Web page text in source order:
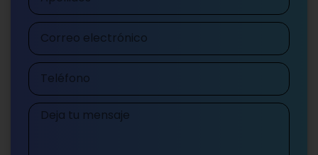
Correo
electrónico
Teléfono
Mensaje